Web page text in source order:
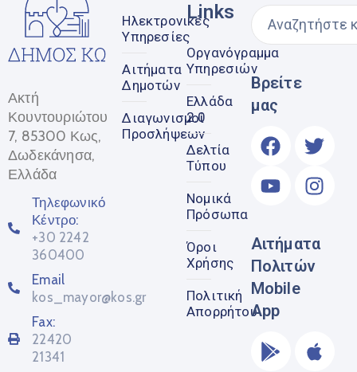
Ακτή
Κουντουριώτου
7, 85300 Κως,
Δωδεκάνησα,
Ελλάδα
Τηλεφωνικό
Κέντρο:
+30 2242
360400
Email
kos_mayor@kos.gr
Fax:
22420
21341
Ηλεκτρονικές
Υπηρεσίες
Αιτήματα
Δημοτών
Διαγωνισμοί
Προσλήψεων
Links
Οργανόγραμμα
Υπηρεσιών
Ελλάδα
2.0
Δελτία
Τύπου
Νομικά
Πρόσωπα
Όροι
Χρήσης
Πολιτική
Απορρήτου
Βρείτε
μας
Αιτήματα
Πολιτών
Mobile
App